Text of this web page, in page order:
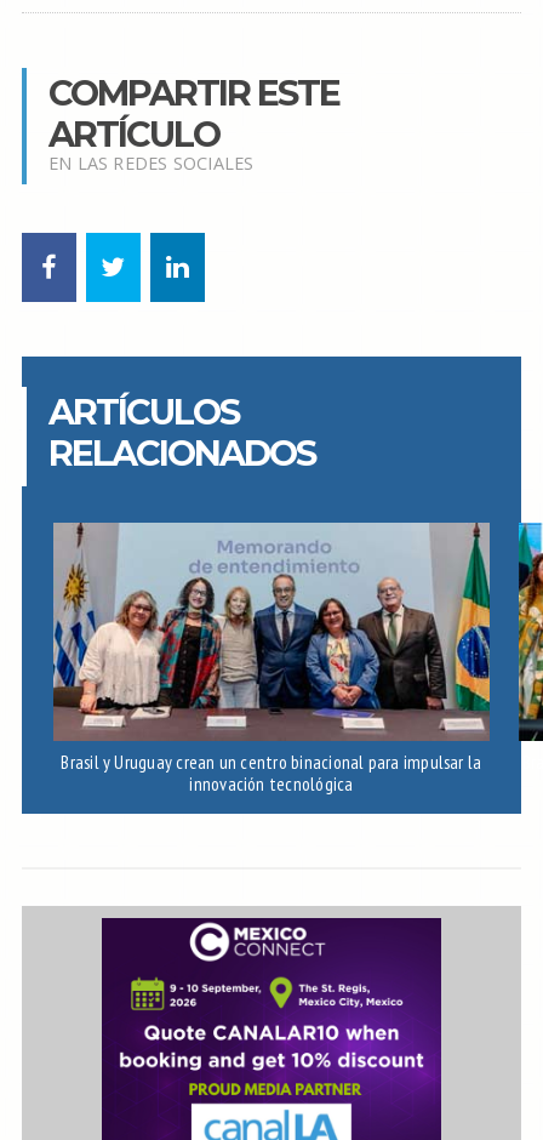
COMPARTIR ESTE
ARTÍCULO
EN LAS REDES SOCIALES
ARTÍCULOS
RELACIONADOS
Brasil y Uruguay crean un centro binacional para impulsar la
innovación tecnológica